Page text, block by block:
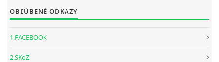
OBĽÚBENÉ ODKAZY
1.FACEBOOK
2.SKoZ